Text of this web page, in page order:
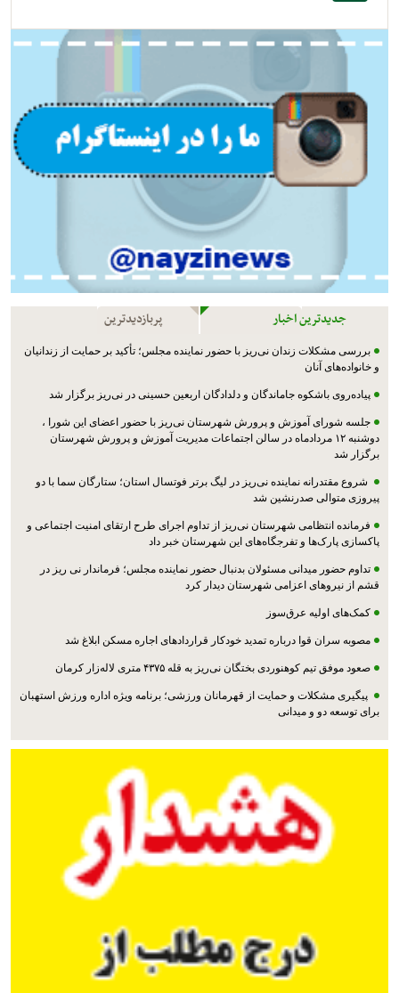
جدیدترین اخبار پربازدیدترین
بررسی مشکلات زندان نی‌ریز با حضور نماینده مجلس؛ تأکید بر حمایت از زندانیان
و خانواده‌های آنان
پیاده‌روی باشکوه جاماندگان و دلدادگان اربعین حسینی در نی‌ریز برگزار شد
جلسه شورای آموزش و پرورش شهرستان نی‌ریز با حضور اعضای این شورا ،
دوشنبه ۱۲ مردادماه در سالن اجتماعات مدیریت آموزش و پرورش شهرستان
برگزار شد
شروع مقتدرانه نماینده نی‌ریز در لیگ برتر فوتسال استان؛ ستارگان سما با دو
پیروزی متوالی صدرنشین شد
فرمانده انتظامی شهرستان نی‌ریز از تداوم اجرای طرح ارتقای امنیت اجتماعی و
پاکسازی پارک‌ها و تفرجگاه‌های این شهرستان خبر داد
تداوم حضور میدانی مسئولان بدنبال حضور نماینده مجلس؛ فرماندار نی ریز در
قشم از نیروهای اعزامی شهرستان دیدار کرد
کمک‌های اولیه عرق‌سوز
مصوبه سران قوا درباره تمدید خودکار قراردادهای اجاره مسکن ابلاغ شد
صعود موفق تیم کوهنوردی بختگان نی‌ریز به قله ۴۳۷۵ متری لاله‌زار کرمان
پیگیری مشکلات و حمایت از قهرمانان ورزشی؛ برنامه ویژه اداره ورزش استهبان
برای توسعه دو و میدانی